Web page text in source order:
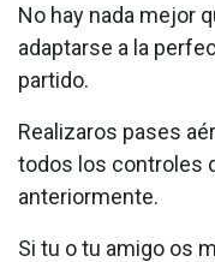
No hay nada mejor
adaptarse a la
partido.
Realizaros pases
todos los controles
anteriormente.
Si tu o tu amigo os